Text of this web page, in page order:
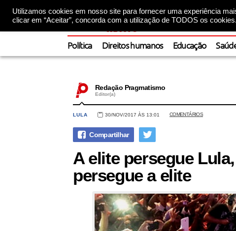
Utilizamos cookies em nosso site para fornecer uma experiência
clicar em “Aceitar”, concorda com a utilização de TODOS os cookies.
Política Direitos humanos Educação
Redação Pragmatismo
Editor(a)
LULA 30/NOV/2017 ÀS 13:01 COMENTÁRIOS
A elite persegue
persegue a elite